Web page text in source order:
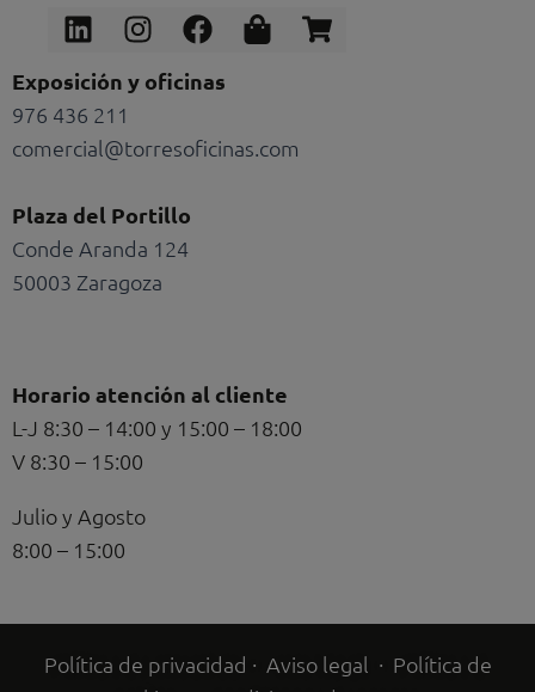
LinkedinInstagram
Facebook
Shopping-
bag
Shopping-
cart
Exposición y oficinas
976 436 211
comercial@torresoficinas.com
Plaza del Portillo
Conde Aranda 124
50003 Zaragoza
Horario atención al cliente
L-J 8:30 – 14:00 y 15:00 – 18:00
V 8:30 – 15:00
Julio y Agosto
8:00 – 15:00
Política de privacidad · Aviso legal · Política de